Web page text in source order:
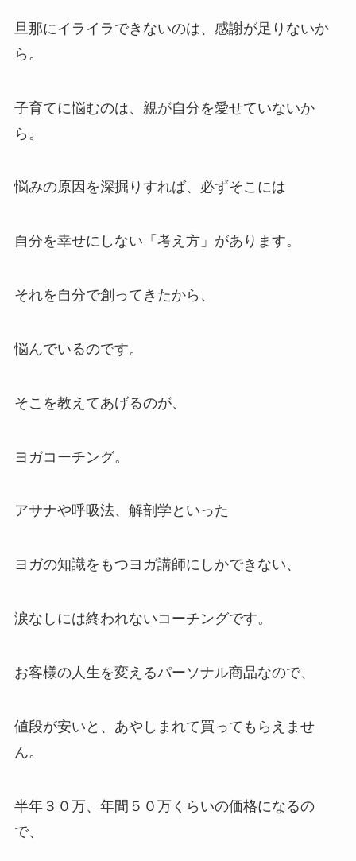
旦那にイライラできないのは、感謝が足りないか
ら。
子育てに悩むのは、親が自分を愛せていないか
ら。
悩みの原因を深掘りすれば、必ずそこには
自分を幸せにしない「考え方」があります。
それを自分で創ってきたから、
悩んでいるのです。
そこを教えてあげるのが、
ヨガコーチング。
アサナや呼吸法、解剖学といった
ヨガの知識をもつヨガ講師にしかできない、
涙なしには終われないコーチングです。
お客様の人生を変えるパーソナル商品なので、
値段が安いと、あやしまれて買ってもらえませ
ん。
半年３０万、年間５０万くらいの価格になるの
で、